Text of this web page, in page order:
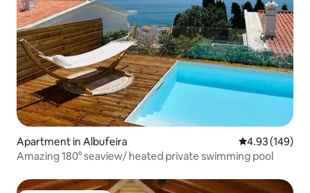
Apartment in Albufeira 4.93 out of 5
4.93 (149)
Amazing 180° seaview/ heated private swimming pool